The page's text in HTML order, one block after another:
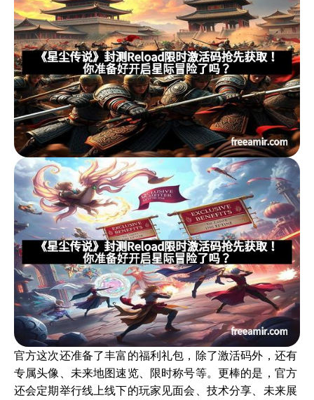
官方这次还准备了丰富的福利礼包，除了激活码外，还有
专属头像、未来地图速览、限时称号等。更棒的是，官方
还会定期举行线上线下的玩家见面会、技术分享、未来展